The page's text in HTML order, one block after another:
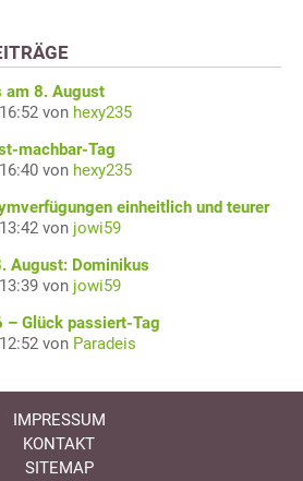
am 8. August
von hexy235
machbar-Tag
von hexy235
einheitlich und teurer
von jowi59
August: Dominikus
von jowi59
Glück passiert-Tag
von Paradeis
IMPRESSUM
KONTAKT
SITEMAP